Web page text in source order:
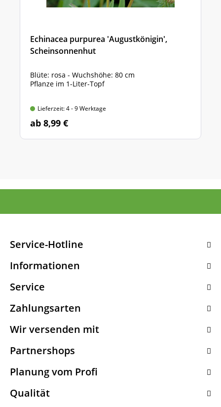
Echinacea purpurea 'Augustkönigin',
Scheinsonnenhut
Blüte: rosa - Wuchshöhe: 80 cm
Pflanze im 1-Liter-Topf
Lieferzeit: 4 - 9 Werktage
ab 8,99 €
Service-Hotline
Informationen
Service
Zahlungsarten
Wir versenden mit
Partnershops
Planung vom Profi
Qualität